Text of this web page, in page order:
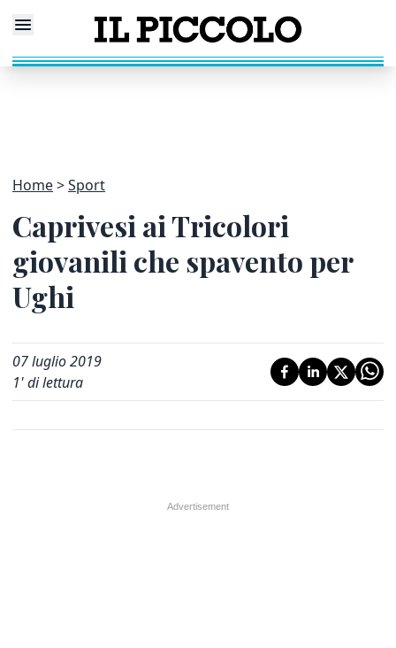
Home Sport
Caprivesi ai Tricolori
giovanili che spavento per
Ughi
07 luglio 2019
1' di lettura